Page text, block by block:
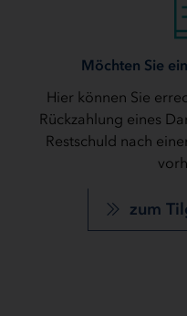
Möchten Sie
Hier können Sie
Rückzahlung eines
Restschuld nach
zum